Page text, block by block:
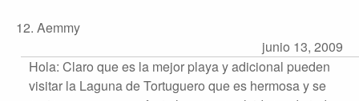
12. Aemmy
junio 13, 2009
Hola: Claro que es la mejor playa y adicional pueden
visitar la Laguna de Tortuguero que es hermosa y se